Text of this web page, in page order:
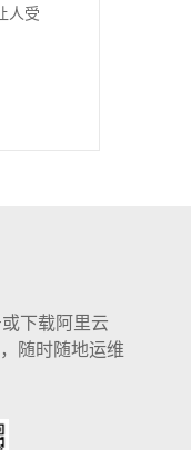
人受
下载阿里云
随时随地运维